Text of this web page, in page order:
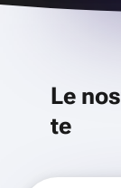
Le
te